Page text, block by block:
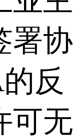
署协
反
可无